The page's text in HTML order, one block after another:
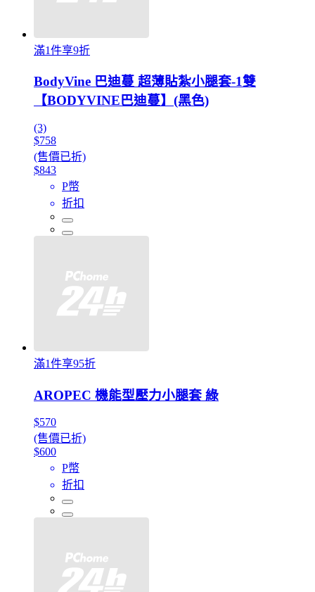
滿1件享9折
BodyVine 巴迪蔓 超薄貼紮小腿套-1雙
【BODYVINE巴迪蔓】(黑色)
(3)
$758
(售價已折)
$843
P幣
折扣
滿1件享95折
AROPEC 機能型壓力小腿套 綠
$570
(售價已折)
$600
P幣
折扣